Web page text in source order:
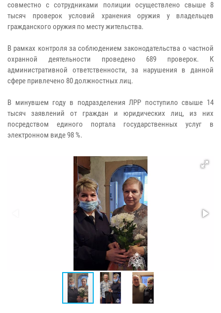
совместно с сотрудниками полиции осуществлено свыше 8
тысяч проверок условий хранения оружия у владельцев
гражданского оружия по месту жительства.
В рамках контроля за соблюдением законодательства о частной
охранной деятельности проведено 689 проверок. К
административной ответственности, за нарушения в данной
сфере привлечено 80 должностных лиц.
В минувшем году в подразделения ЛРР поступило свыше 14
тысяч заявлений от граждан и юридических лиц, из них
посредством единого портала государственных услуг в
электронном виде 98 %.